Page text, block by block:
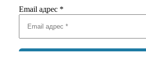
Email адрес *